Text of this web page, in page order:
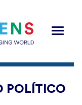
POLÍTICO